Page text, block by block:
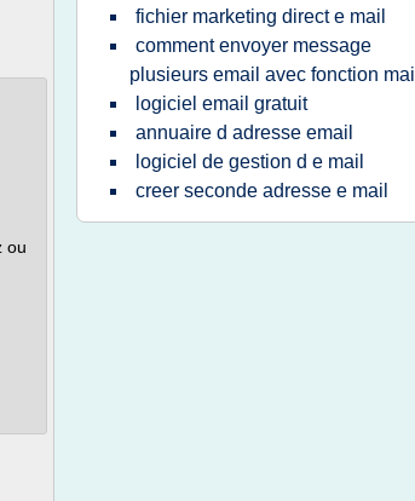
ou
fichier marketing direct e mail
comment envoyer message
plusieurs email avec fonction mail
logiciel email gratuit
annuaire d adresse email
logiciel de gestion d e mail
creer seconde adresse e mail